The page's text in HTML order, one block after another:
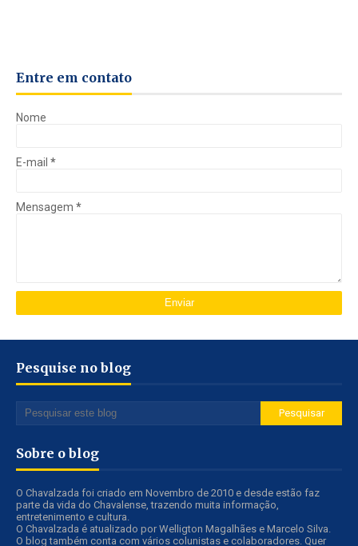
Entre em contato
Nome
E-mail *
Mensagem *
Pesquise no blog
Sobre o blog
O Chavalzada foi criado em Novembro de 2010 e desde estão faz
parte da vida do Chavalense, trazendo muita informação,
entretenimento e cultura.
O Chavalzada é atualizado por Welligton Magalhães e Marcelo Silva.
O blog também conta com vários colunistas e colaboradores. Quer